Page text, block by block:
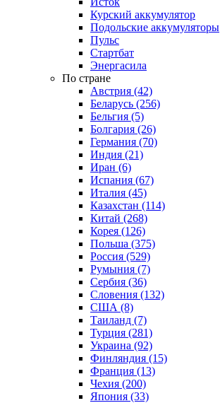
Курский аккумулятор
Подольские аккумуляторы
Пульс
Стартбат
Энергасила
По стране
Австрия (42)
Беларусь (256)
Бельгия (5)
Болгария (26)
Германия (70)
Индия (21)
Иран (6)
Испания (67)
Италия (45)
Казахстан (114)
Китай (268)
Корея (126)
Польша (375)
Россия (529)
Румыния (7)
Сербия (36)
Словения (132)
США (8)
Таиланд (7)
Турция (281)
Украина (92)
Финляндия (15)
Франция (13)
Чехия (200)
Япония (33)